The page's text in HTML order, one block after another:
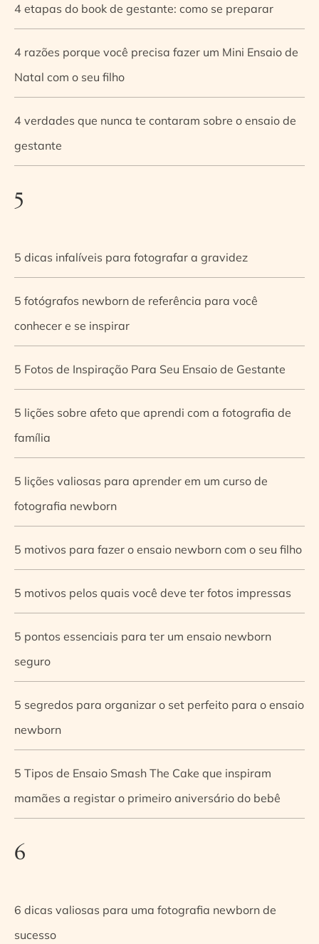
4 etapas do book de gestante: como se preparar
4 razões porque você precisa fazer um Mini Ensaio de
Natal com o seu filho
4 verdades que nunca te contaram sobre o ensaio de
gestante
5
5 dicas infalíveis para fotografar a gravidez
5 fotógrafos newborn de referência para você
conhecer e se inspirar
5 Fotos de Inspiração Para Seu Ensaio de Gestante
5 lições sobre afeto que aprendi com a fotografia de
família
5 lições valiosas para aprender em um curso de
fotografia newborn
5 motivos para fazer o ensaio newborn com o seu filho
5 motivos pelos quais você deve ter fotos impressas
5 pontos essenciais para ter um ensaio newborn
seguro
5 segredos para organizar o set perfeito para o ensaio
newborn
5 Tipos de Ensaio Smash The Cake que inspiram
mamães a registar o primeiro aniversário do bebê
6
6 dicas valiosas para uma fotografia newborn de
sucesso